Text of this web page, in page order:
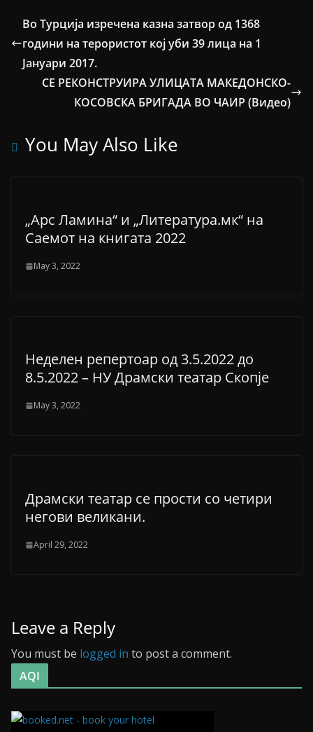
Во Турција изречена казна затвор од 1368
години на терористот кој уби 39 лица на 1
Јануари 2017.
СЕ РЕКОНСТРУИРА УЛИЦАТА МАКЕДОНСКО-
КОСОВСКА БРИГАДА ВО ЧАИР (Видео)
You May Also Like
„Арс Ламина“ и „Литература.мк“ на
Саемот на книгата 2022
May 3, 2022
Неделен репертоар од 3.5.2022 до
8.5.2022 – НУ Драмски театар Скопје
May 3, 2022
Драмски театар се прости со четири
негови великани.
April 29, 2022
Leave a Reply
You must be logged in to post a comment.
AQI